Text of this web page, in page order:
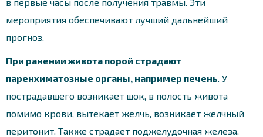
мероприятия обеспечивают лучший дальнейший
прогноз.
При ранении живота порой страдают
паренхиматозные органы, например печень . У
пострадавшего возникает шок, в полость живота
помимо крови, вытекает желчь, возникает желчный
перитонит. Также страдает поджелудочная железа,